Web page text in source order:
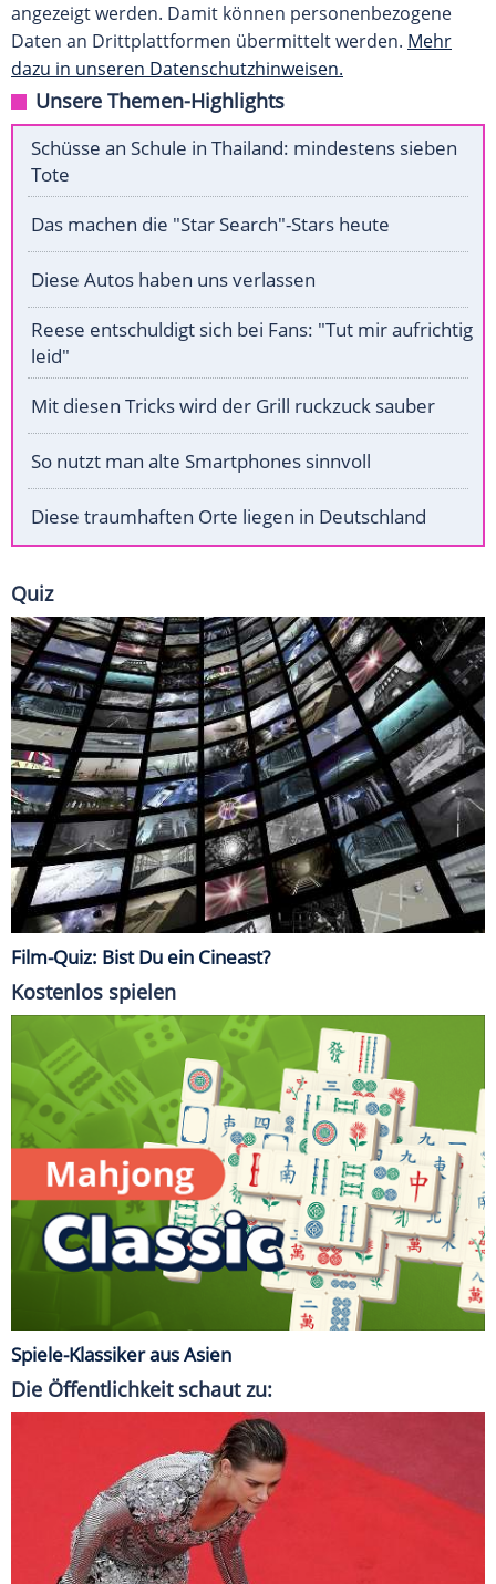
angezeigt werden. Damit können personenbezogene
Daten an Drittplattformen übermittelt werden. Mehr
dazu in unseren Datenschutzhinweisen.
Unsere Themen-Highlights
Schüsse an Schule in Thailand: mindestens sieben
Tote
Das machen die "Star Search"-Stars heute
Diese Autos haben uns verlassen
Reese entschuldigt sich bei Fans: "Tut mir aufrichtig
leid"
Mit diesen Tricks wird der Grill ruckzuck sauber
So nutzt man alte Smartphones sinnvoll
Diese traumhaften Orte liegen in Deutschland
Quiz
Film-Quiz: Bist Du ein Cineast?
Kostenlos spielen
Spiele-Klassiker aus Asien
Die Öffentlichkeit schaut zu: